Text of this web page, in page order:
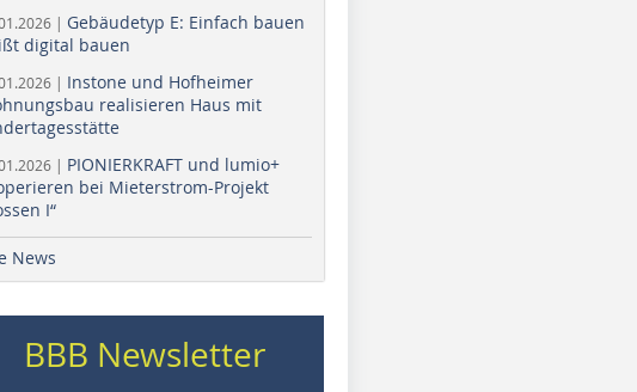
| Gebäudetyp E: Einfach bauen
digital bauen
| Instone und Hofheimer
realisieren Haus mit
| PIONIERKRAFT und lumio+
bei Mieterstrom-Projekt
I“
News
BBB Newsletter